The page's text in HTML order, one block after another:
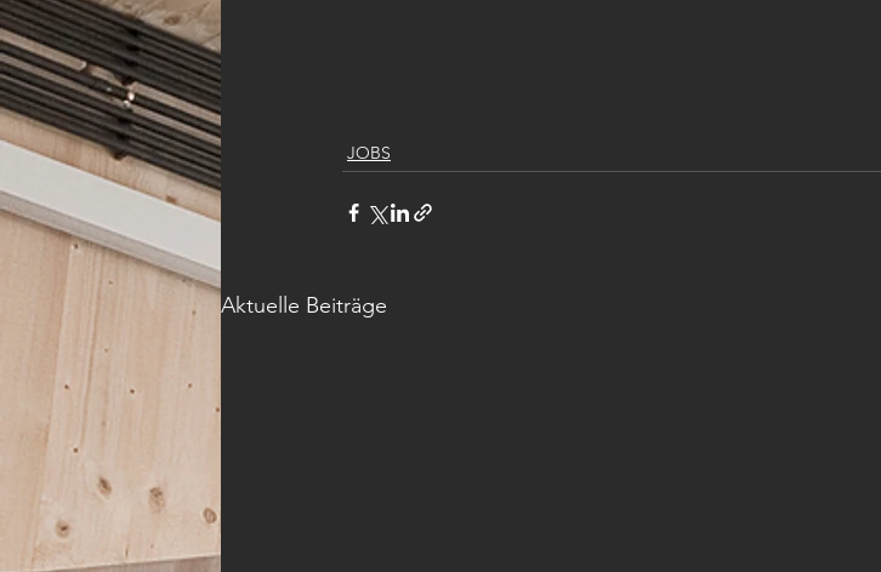
JOBS
Aktuelle Beiträge